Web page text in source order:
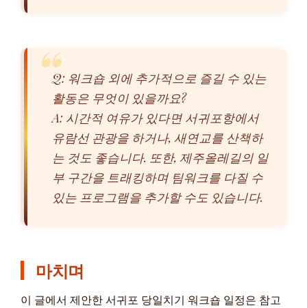
Q: 워크숍 외에 추가적으로 즐길 수 있는
활동은 무엇이 있을까요?
A: 시간적 여유가 있다면 서귀포항에서
유람선 관광을 하거나, 새연교를 산책하
는 것도 좋습니다. 또한, 제주올레길의 일
부 구간을 트래킹하며 팀워크를 다질 수
있는 프로그램을 추가할 수도 있습니다.
마치며
이 글에서 제안한 서귀포 당일치기 워크숍 일정은 참고